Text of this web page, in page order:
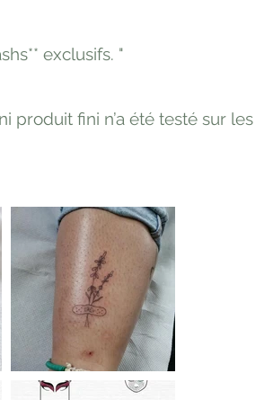
exclusifs. "
produit fini n’a été testé sur les